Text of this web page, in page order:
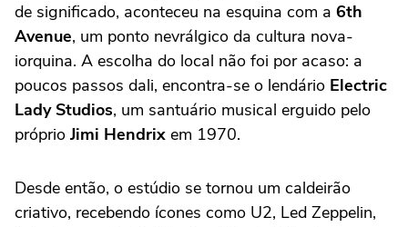
de significado, aconteceu na esquina com a 6th
Avenue, um ponto nevrálgico da cultura nova-
iorquina. A escolha do local não foi por acaso: a
poucos passos dali, encontra-se o lendário Electric
Lady Studios, um santuário musical erguido pelo
próprio Jimi Hendrix em 1970.
Desde então, o estúdio se tornou um caldeirão
criativo, recebendo ícones como U2, Led Zeppelin,